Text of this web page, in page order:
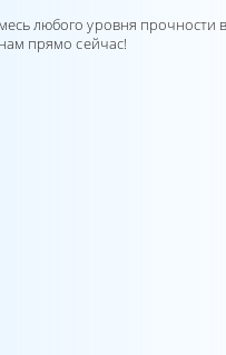
любого уровня прочности
прямо сейчас!